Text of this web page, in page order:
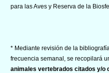
para las Aves y Reserva de la
* Mediante revisión de la
frecuencia semanal, se recopilará
animales vertebrados citados y/o